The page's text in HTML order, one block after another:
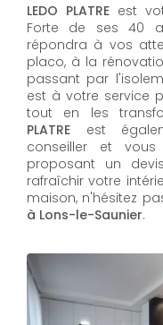
LEDO PLATRE est
Forte de ses 40
répondra à vos
placo, à la
passant par
est à votre service
tout en les
PLATRE est
conseiller et
proposant un
rafraîchir votre
maison, n'hésitez
à Lons-le-Saunier.